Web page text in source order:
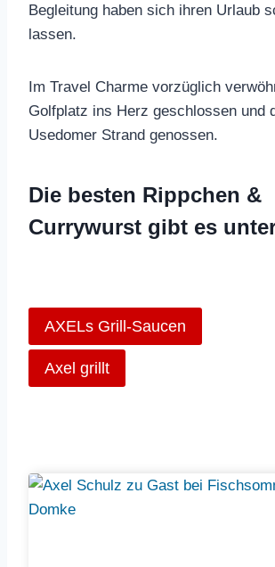
Begleitung haben sich ihren Urlaub
lassen.
Im Travel Charme vorzüglich
Golfplatz ins Herz geschlossen und
Usedomer Strand genossen.
Die besten Rippchen &
Currywurst gibt es
AXELs Grill-Saucen
Axel grillt